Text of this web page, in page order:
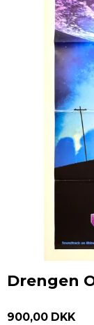
Drengen
900,00 DKK